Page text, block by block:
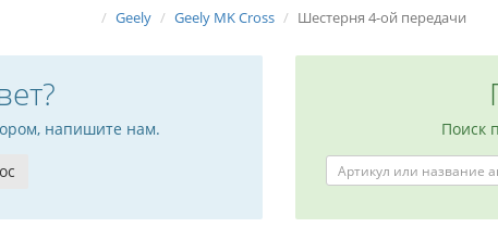
Geely Geely MK Cross Шестерня 4-ой передачи
напишите нам. Поиск